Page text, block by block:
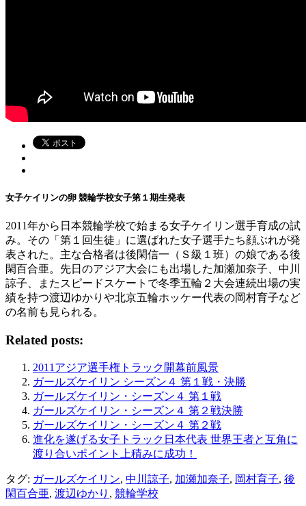
女子ケイリンの卵 競輪学校女子第１期生発表
2011年から日本競輪学校で始まる女子ケイリン選手育成の試
み。その「第１回生徒」に選ばれた女子選手たち顔ぶれが発
表された。主な合格者は後閑信一（Ｓ級１班）の娘である後
閑百合亜。先日のアジア大会にも出場した加瀬加奈子、中川
諒子、またスピードスケートで冬季五輪２大会連続出場の実
績を持つ渡辺ゆかりや北京五輪ホッケー代表の岡村育子など
の名前も見られる。
Related posts:
2011アジア選手権トラック開幕前風景
ガールズケイリン シーズン４ 第１戦・決勝
ガールズケイリン・シーズン４ 第１戦
ガールズケイリン・シーズン４ 第２戦決勝
ガールズケイリン・シーズン４ 第２戦
進化を遂げる女子トラック日本代表 世界王者と互角に
渡り合いポイント上積みに成功！
タグ: ガールズケイリン, 中川諒子, 加瀬加奈子, 岡村育子, 後
閑百合亜, 渡辺ゆかり , 競輪学校